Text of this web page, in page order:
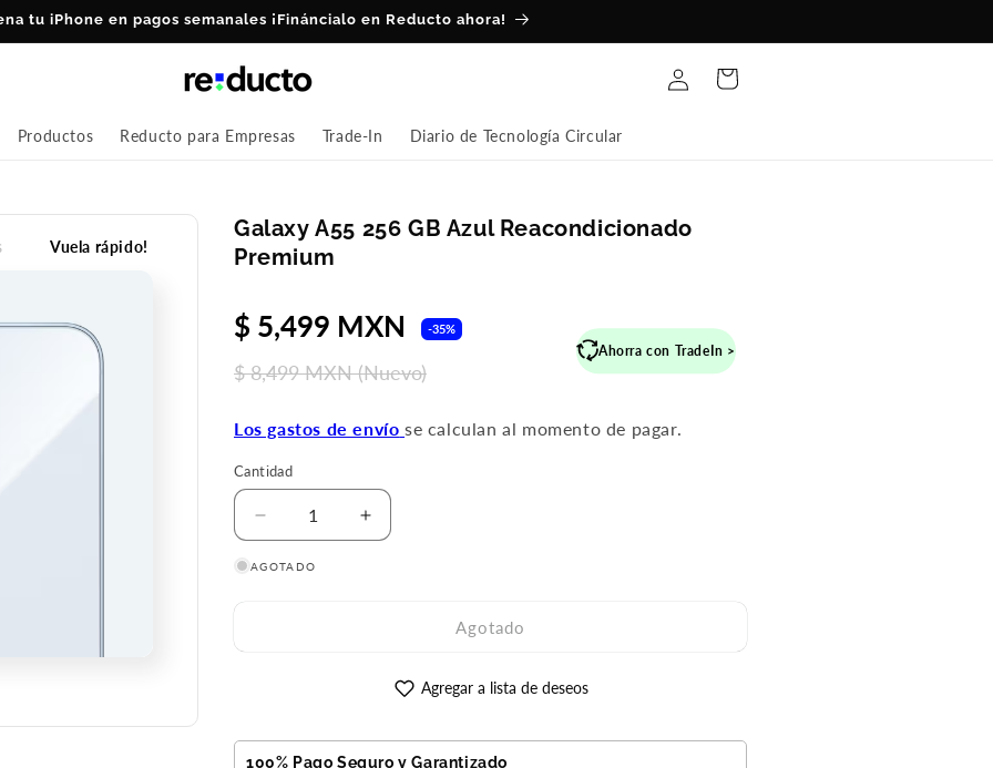
tu iPhone en pagos semanales ¡Fináncialo en Reducto ahora!
Productos Reducto para Empresas Trade-In Diario de Tecnología Circular
sesión
Carrito
Vuela rápido!
Galaxy A55 256 GB Azul Reacondicionado
Premium
Precio
de
$ 5,499 MXN -35%
$ 8,499 MXN(Nuevo)
Ahorra con TradeIn >
Los gastos de envío se calculan al momento de pagar.
Cantidad
Reducir
cantidad
para
Aumentar
cantidad
Azul
AGOTADO
Agotado
Agregar a lista de deseos
100% Pago Seguro y Garantizado